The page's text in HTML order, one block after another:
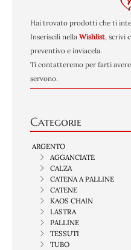
Hai trovato prodotti che ti
Inseriscili nella Wishlist , scrivi
preventivo e inviacela.
Ti contatteremo per farti
servono.
Categorie
ARGENTO
AGGANCIATE
CALZA
CATENA A PALLINE
CATENE
KAOS CHAIN
LASTRA
PALLINE
TESSUTI
TUBO